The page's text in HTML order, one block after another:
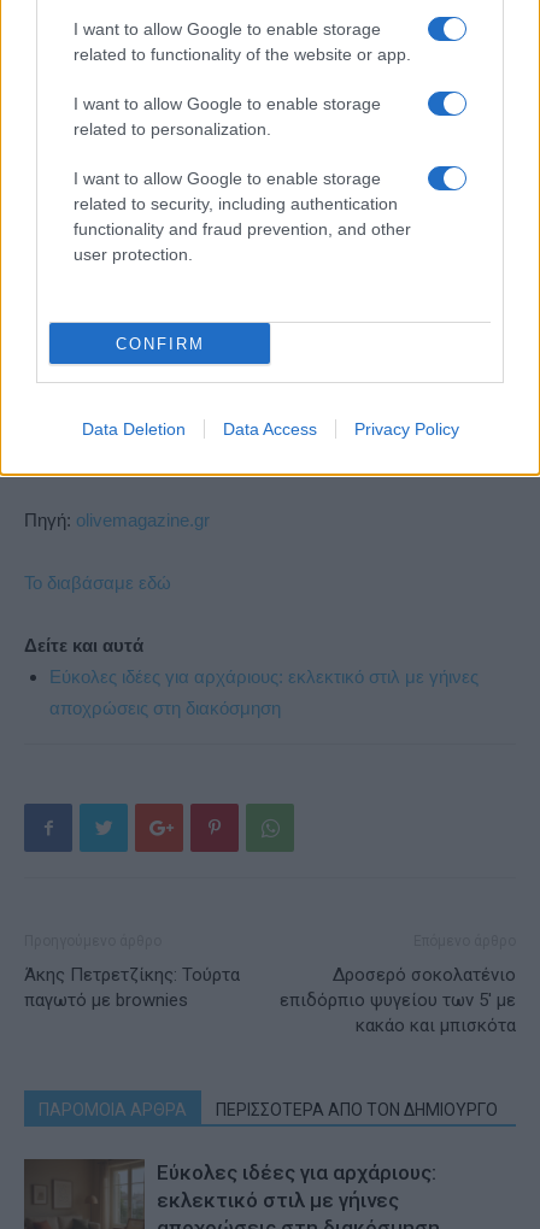
I want to allow Google to enable storage
related to functionality of the website or app.
I want to allow Google to enable storage
related to personalization.
I want to allow Google to enable storage
related to security, including authentication
functionality and fraud prevention, and other
user protection.
CONFIRM
Data Deletion Data Access Privacy Policy
παίρνουμε τον πλάστη για να ανοίξουμε ένα λεπτό
φύλλο, διαμέτρου 2’’. Στη συνέχεια πασπαλίζουμε το
ώστε να ενσωματωθεί στη ζύμη. Αφαιρούμε το σουσάμι
που δεν έχει ενσωματωθεί στη ζύμη. Τυλίγουμε σε ρολό
τη ζύμη σε μια πλαστική μεμβράνη και την αφήνουμε να
ξεκουραστεί στο ψυγείο από 2 ώρες έως και 2 μέρες.
Προθερμαίνουμε τον φούρνο στους 180 °C. Βγάζουμε το
ρολό της ζύμης από το ψυγείο και το κόβουμε σε λεπτές
«ντύσει» με λαδόκολλα. Κάνουμε μικρές τρύπες σε κάθε
κράκερ για να ψηθεί ομοιόμορφα και να μη φουσκώσει.
αφήνουμε να κρυώσουν προτού τα σερβίρουμε. Όταν
Πηγή: olivemagazine.gr
Το διαβάσαμε εδώ
Δείτε και αυτά
Εύκολες ιδέες για αρχάριους: εκλεκτικό στιλ με γήινες
αποχρώσεις στη διακόσμηση
Άκης Πετρετζίκης: Τούρτα
παγωτό με brownies
Δροσερό σοκολατένιο
επιδόρπιο ψυγείου των 5′ με
κακάο και μπισκότα
ΠΑΡΟΜΟΙΑ ΑΡΘΡΑ ΠΕΡΙΣΣΟΤΕΡΑ ΑΠΟ ΤΟΝ ΔΗΜΙΟΥΡΓΟ
Εύκολες ιδέες για αρχάριους:
εκλεκτικό στιλ με γήινες